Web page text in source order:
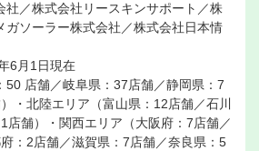
社／株式会社リースキンサポート／株
ガソーラー株式会社／株式会社日本情
6月1日現在
50 店舗／岐阜県：37店舗／静岡県：7
・北陸エリア（富山県：12店舗／石川
店舗）・関西エリア（大阪府：7店舗／
：2店舗／滋賀県：7店舗／奈良県：5